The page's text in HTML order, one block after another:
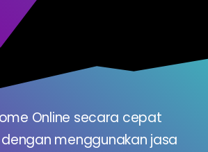
Online secara cepat
menggunakan jasa